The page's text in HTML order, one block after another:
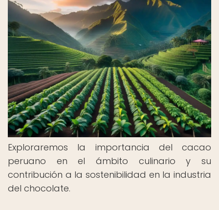
Exploraremos la importancia del cacao
peruano en el ámbito culinario y su
contribución a la sostenibilidad en la industria
del chocolate.